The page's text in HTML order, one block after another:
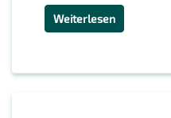
Weiterlesen